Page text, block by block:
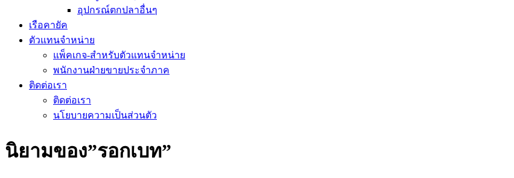
อุปกรณ์ตกปลาอื่นๆ
เรือคายัค
ตัวแทนจำหน่าย
แพ็คเกจ-สำหรับตัวแทนจำหน่าย
พนักงานฝ่ายขายประจำภาค
ติดต่อเรา
ติดต่อเรา
นโยบายความเป็นส่วนตัว
นิยามของ”รอกเบท”